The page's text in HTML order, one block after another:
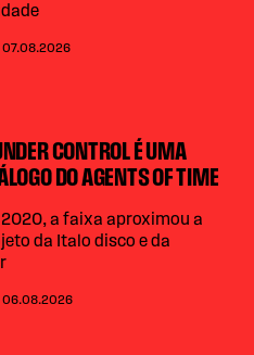
| 07.08.2026
CONTROL É UMA
DO AGENTS OF TIME
a faixa aproximou a
da Italo disco e da
| 06.08.2026